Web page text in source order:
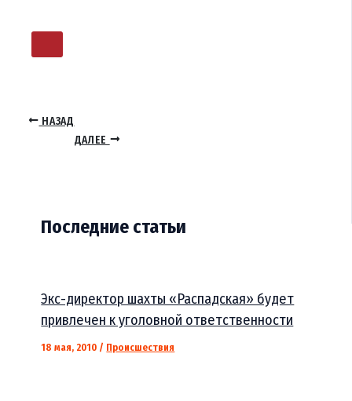
НАЗАД
ДАЛЕЕ
Последние статьи
Экс-директор шахты «Распадская» будет
привлечен к уголовной ответственности
18 мая, 2010 / Происшествия